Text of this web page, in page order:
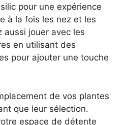
pour une expérience
à la fois les nez et les
aussi jouer avec les
en utilisant des
pour ajouter une touche
de vos plantes
que leur sélection.
espace de détente